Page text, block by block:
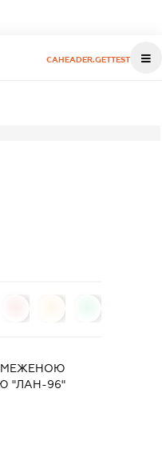
CAHEADER.GETTEST
"ЛАН-96"